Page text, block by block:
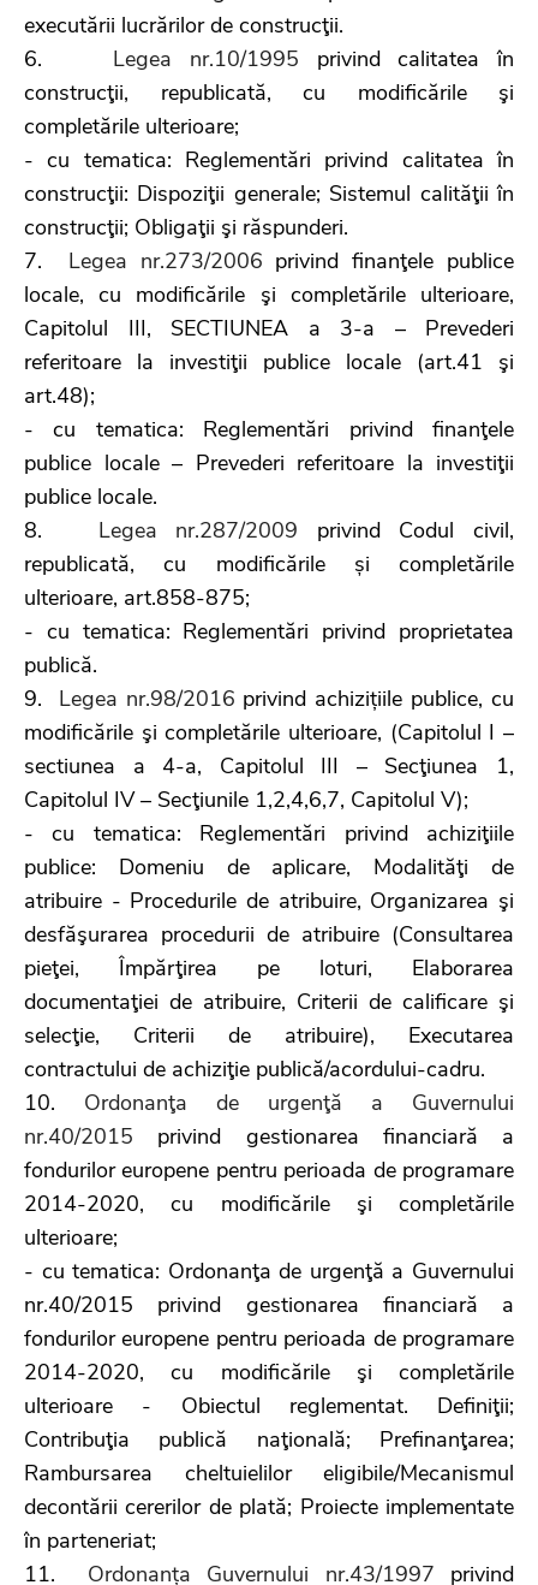
executării lucrărilor de construcţii.
6. Legea nr.10/1995 privind calitatea în
construcţii, republicată, cu modificările şi
completările ulterioare;
- cu tematica: Reglementări privind calitatea în
construcţii: Dispoziţii generale; Sistemul calităţii în
construcţii; Obligaţii şi răspunderi.
7. Legea nr.273/2006 privind finanţele publice
locale, cu modificările şi completările ulterioare,
Capitolul III, SECTIUNEA a 3-a – Prevederi
referitoare la investiţii publice locale (art.41 şi
art.48);
- cu tematica: Reglementări privind finanţele
publice locale – Prevederi referitoare la investiţii
publice locale.
8. Legea nr.287/2009 privind Codul civil,
republicată, cu modificările și completările
ulterioare, art.858-875;
- cu tematica: Reglementări privind proprietatea
publică.
9. Legea nr.98/2016 privind achizițiile publice, cu
modificările şi completările ulterioare, (Capitolul I –
sectiunea a 4-a, Capitolul III – Secţiunea 1,
Capitolul IV – Secţiunile 1,2,4,6,7, Capitolul V);
- cu tematica: Reglementări privind achiziţiile
publice: Domeniu de aplicare, Modalităţi de
atribuire - Procedurile de atribuire, Organizarea şi
desfăşurarea procedurii de atribuire (Consultarea
pieţei, Împărţirea pe loturi, Elaborarea
documentaţiei de atribuire, Criterii de calificare şi
selecţie, Criterii de atribuire), Executarea
contractului de achiziţie publică/acordului-cadru.
10. Ordonanţa de urgenţă a Guvernului
nr.40/2015 privind gestionarea financiară a
fondurilor europene pentru perioada de programare
2014-2020, cu modificările şi completările
ulterioare;
- cu tematica: Ordonanţa de urgenţă a Guvernului
nr.40/2015 privind gestionarea financiară a
fondurilor europene pentru perioada de programare
2014-2020, cu modificările şi completările
ulterioare - Obiectul reglementat. Definiţii;
Contribuţia publică naţională; Prefinanţarea;
Rambursarea cheltuielilor eligibile/Mecanismul
decontării cererilor de plată; Proiecte implementate
în parteneriat;
11. Ordonanța Guvernului nr.43/1997 privind